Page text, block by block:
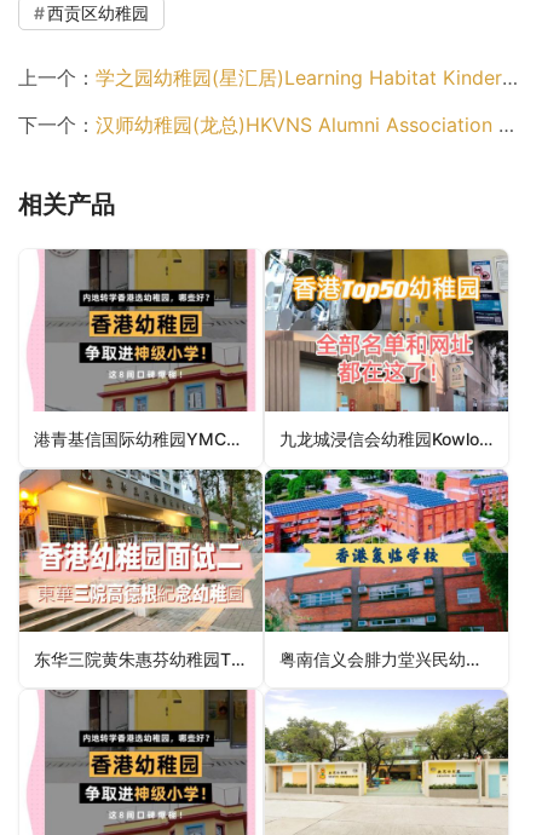
西贡区幼稚园
上一个： 学之园幼稚园(星汇居)Learning Habitat Kindergarten (The Sparkle)（深水埗区幼稚园）
下一个： 汉师幼稚园(龙总)HKVNS Alumni Association Kindergarten (KCC)（九龙城区幼稚园）
相关产品
港青基信国际幼稚园YMCA of Hong Kong Christian International Kindergarten（油尖旺区幼稚园） 九龙城浸信会幼稚园Kowloon City Baptist Church Kindergarten（九龙城区幼稚园）
东华三院黄朱惠芬幼稚园TWGHs Wong Chu Wai Fun Kindergarten（元朗区幼稚园） 粤南信义会腓力堂兴民幼儿学园Lutheran Philip House Hing Man Nursery School（东区幼稚园）